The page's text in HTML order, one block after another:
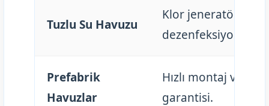
Tuzlu Su Havuzu
Klor jeneratörü ile
dezenfeksiyon.
Prefabrik
Havuzlar
Hızlı montaj ve
garantisi.